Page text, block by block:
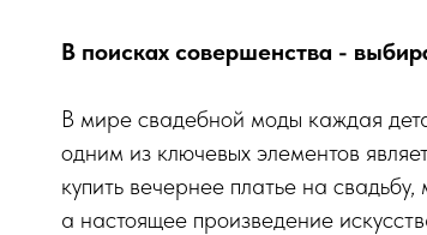
В поисках совершенства -
В мире свадебной моды каждая
одним из ключевых элементов
купить вечернее платье на
а настоящее произведение